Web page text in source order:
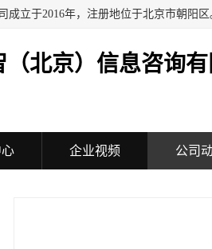
（北京）信息咨询有
企业视频 公司